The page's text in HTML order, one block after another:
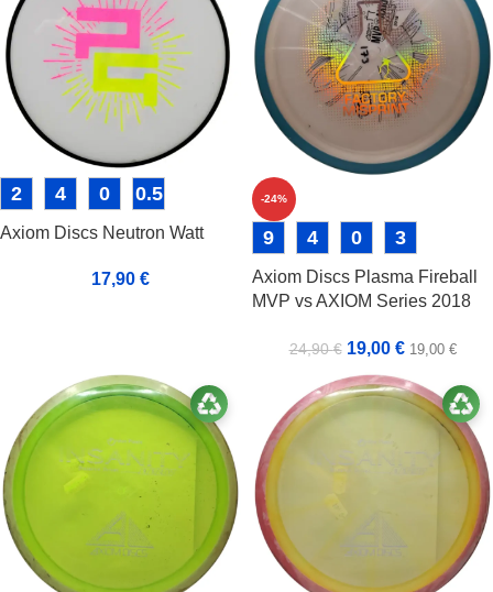
2 4 0 0.5
Axiom Discs Neutron Watt
17,90 €
-24%
9 4 0 3
Axiom Discs Plasma Fireball
MVP vs AXIOM Series 2018
24,90€ 19,00 € 19,00 €